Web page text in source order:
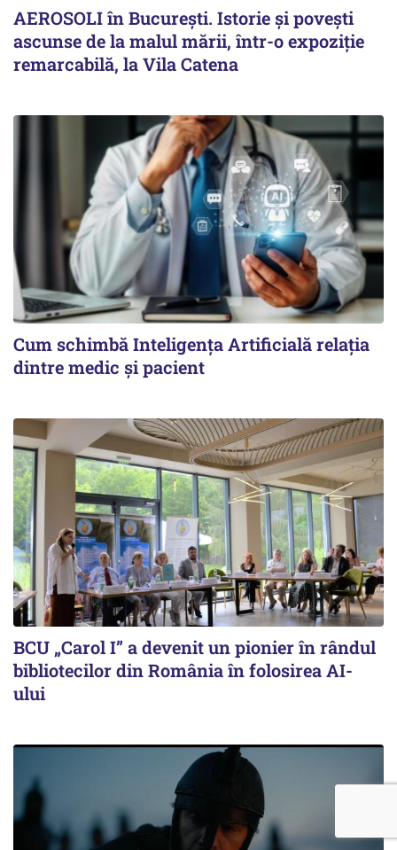
AEROSOLI în București. Istorie și povești
ascunse de la malul mării, într-o expoziție
remarcabilă, la Vila Catena
Cum schimbă Inteligența Artificială relația
dintre medic și pacient
BCU „Carol I” a devenit un pionier în rândul
bibliotecilor din România în folosirea AI-
ului